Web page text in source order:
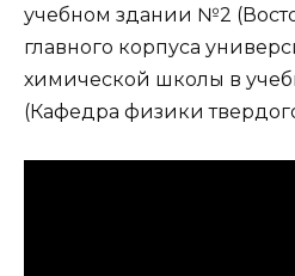
учебном здании №2
главного корпуса
химической школы в
(Кафедра физики